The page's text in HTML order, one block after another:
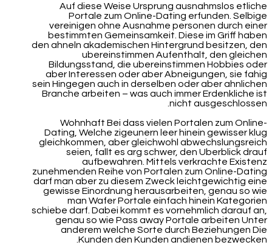
Auf diese Weise Ursprung ausnahmslos etliche
Portale zum Online-Dating erfunden. Selbige
vereinigen ohne Ausnahme personen durch einer
bestimmten Gemeinsamkeit. Diese im Griff haben
den ahneln akademischen Hintergrund besitzen, den
ubereinstimmen Aufenthalt, den gleichen
Bildungsstand, die ubereinstimmen Hobbies oder
aber Interessen oder aber Abneigungen, sie fahig
sein Hingegen auch in derselben oder aber ahnlichen
Branche arbeiten – was auch immer Erdenkliche ist
nicht ausgeschlossen.
Wohnhaft Bei dass vielen Portalen zum Online-
Dating, Welche zigeunern leer hinein gewisser klug
gleichkommen, aber gleichwohl abwechslungsreich
seien, fallt es arg schwer, den Uberblick drauf
aufbewahren. Mittels verkrachte Existenz
zunehmenden Reihe von Portalen zum Online-Dating
darf man aber zu diesem Zweck leichtgewichtig eine
gewisse Einordnung herausarbeiten, genau so wie
man Wafer Portale einfach hinein Kategorien
schiebe darf. Dabei kommt es vornehmlich darauf an,
genau so wie Pass away Portale arbeiten Unter
anderem welche Sorte durch Beziehungen Die
Kunden den Kunden andienen bezwecken.